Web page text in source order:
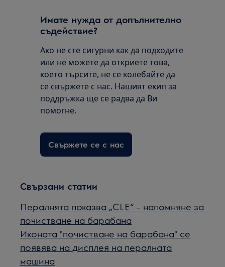
Имате нужда от допълнително
съдействие?
Ако не сте сигурни как да подходите
или не можете да откриете това,
което търсите, не се колебайте да
се свържете с нас. Нашият екип за
поддръжка ще се радва да Ви
помогне.
Свържете се с нас
Свързани статии
Пералнята показва „CLE“ – напомняне за
почистване на барабана
Иконата "почистване на барабана" се
появява на дисплея на пералната
машина